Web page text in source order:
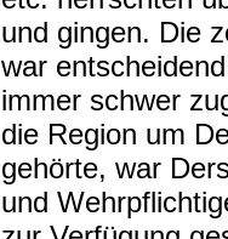
und gingen. Die
war
immer schwer
die Region um
gehörte, war
und